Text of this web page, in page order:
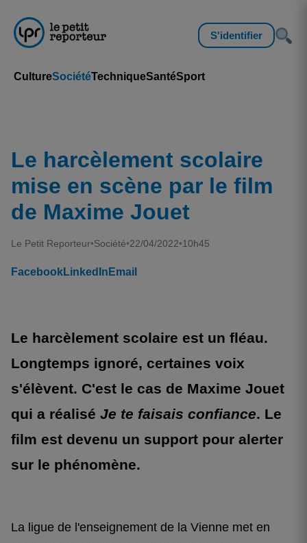
S'identifier
CultureSociétéTechniqueSantéSport
Le harcèlement scolaire
mise en scène par le film
de Maxime Jouet
Le Petit Reporteur•Société•22/04/2022•10h45
FacebookLinkedIn Email
Le harcèlement scolaire est un fléau.
Longtemps ignoré, certaines voix
s'élèvent. C'est le cas de Maxime Jouet
qui a réalisé Je te faisais confiance. Le
film est devenu un support pour alerter
sur le phénomène.
La ligue de l'enseignement de la Vienne met en